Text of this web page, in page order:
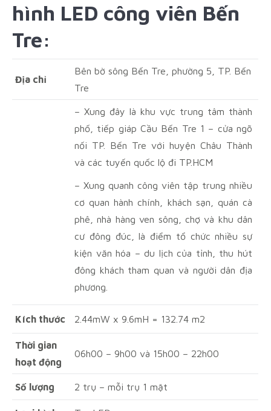
hình LED công viên Bến
Tre:
Địa chỉ
Bên bờ sông Bến Tre, phường 5, TP. Bến
Tre
– Xung đây là khu vực trung tâm thành
phố, tiếp giáp Cầu Bến Tre 1 – cửa ngõ
nối TP. Bến Tre với huyện Châu Thành
và các tuyến quốc lộ đi TP.HCM
– Xung quanh công viên tập trung nhiều
cơ quan hành chính, khách sạn, quán cà
phê, nhà hàng ven sông, chợ và khu dân
cư đông đúc, là điểm tổ chức nhiều sự
kiện văn hóa – du lịch của tỉnh, thu hút
đông khách tham quan và người dân địa
phương.
Kích thước 2.44mW x 9.6mH = 132.74 m2
Thời gian
hoạt động
06h00 – 9h00 và 15h00 – 22h00
Số lượng 2 trụ – mỗi trụ 1 mặt